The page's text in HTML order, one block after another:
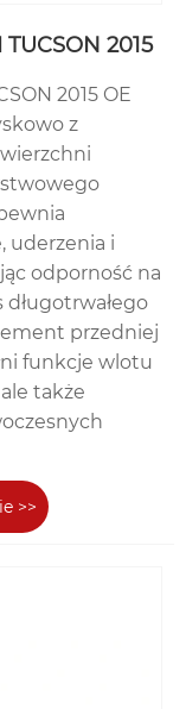
2015
2015 OE
z
uderzenia i
odporność na
długotrwałego
przedniej
funkcje wlotu
także
>>